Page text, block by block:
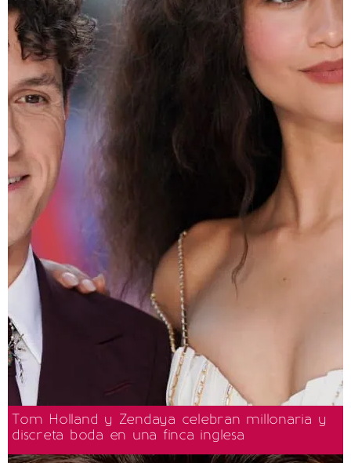
Tom Holland y Zendaya celebran millonaria y
discreta boda en una finca inglesa